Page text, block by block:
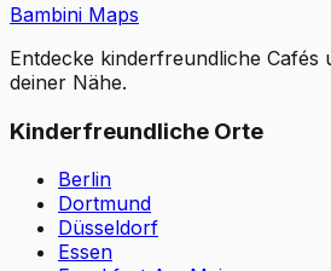
Bambini Maps
Entdecke kinderfreundliche Cafés
deiner Nähe.
Kinderfreundliche Orte
Berlin
Dortmund
Düsseldorf
Essen